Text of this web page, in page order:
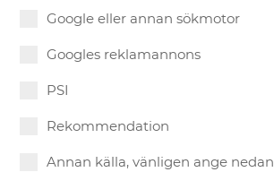
Google eller annan sökmotor
Googles reklamannons
PSI
Rekommendation
Annan källa, vänligen ange nedan